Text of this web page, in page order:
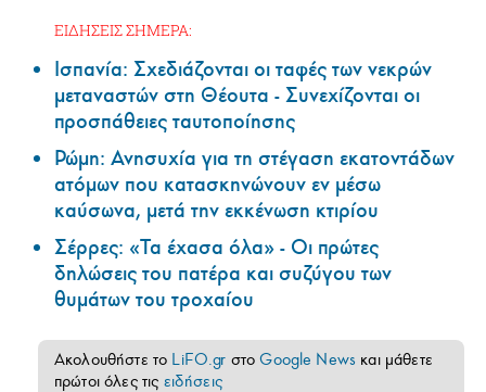
ΕΙΔΗΣΕΙΣ ΣΗΜΕΡΑ:
Ισπανία: Σχεδιάζονται οι ταφές των νεκρών
μεταναστών στη Θέουτα - Συνεχίζονται οι
προσπάθειες ταυτοποίησης
Ρώμη: Ανησυχία για τη στέγαση εκατοντάδων
ατόμων που κατασκηνώνουν εν μέσω
καύσωνα, μετά την εκκένωση κτιρίου
Σέρρες: «Τα έχασα όλα» - Οι πρώτες
δηλώσεις του πατέρα και συζύγου των
θυμάτων του τροχαίου
Ακολουθήστε το LiFO.gr στοGoogle News και μάθετε
πρώτοι όλες τις ειδήσεις